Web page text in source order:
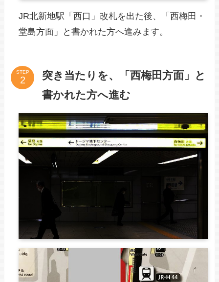
JR北新地駅「西口」改札を出た後、「西梅田・
堂島方面」と書かれた方へ進みます。
STEP
突き当たりを、「西梅田方面」と
書かれた方へ進む